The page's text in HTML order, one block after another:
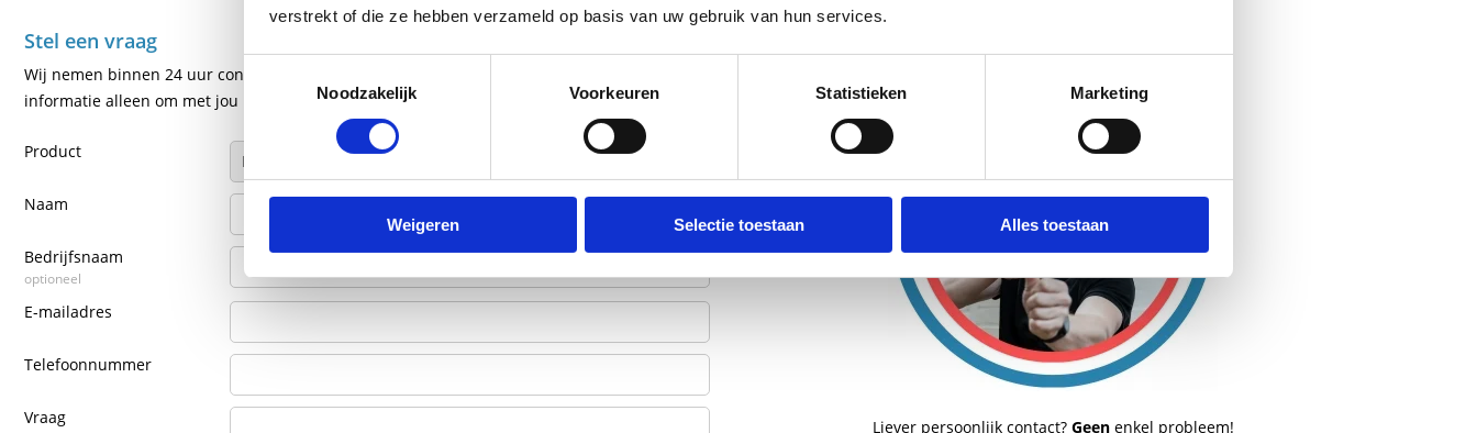
verstrekt of die ze hebben verzameld op basis van uw gebruik van hun services.
Noodzakelijk
Voorkeuren Statistieken Marketing
Weigeren Selectie toestaan Alles toestaan
Stel een vraag
Wij nemen binnen 24 uur contact met je op via de e-mail of telefoon. We gebruiken je
informatie alleen om met jou in contact te komen.
Product
Naam
Bedrijfsnaam
optioneel
E-mailadres
Telefoonnummer
Vraag Liever persoonlijk contact? Geenenkel probleem!